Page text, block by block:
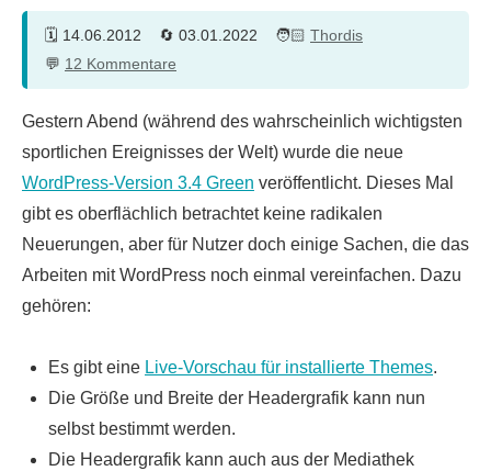
14.06.2012 03.01.2022
Thordis
12 Kommentare
Gestern Abend (während des wahrscheinlich wichtigsten
sportlichen Ereignisses der Welt) wurde die neue
WordPress-Version 3.4 Green veröffentlicht. Dieses Mal
gibt es oberflächlich betrachtet keine radikalen
Neuerungen, aber für Nutzer doch einige Sachen, die das
Arbeiten mit WordPress noch einmal vereinfachen. Dazu
gehören:
Es gibt eine Live-Vorschau für installierte Themes.
Die Größe und Breite der Headergrafik kann nun
selbst bestimmt werden.
Die Headergrafik kann auch aus der Mediathek